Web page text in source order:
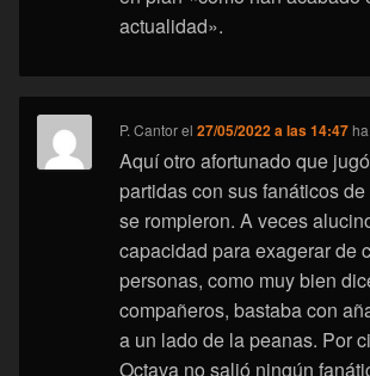
actualidad».
P. Cantorel27/05/2022 a las 14:47
Aquí otro afortunado que
partidas con sus fanáticos
se rompieron. A veces
capacidad para exagerar de
personas, como muy bien
compañeros, bastaba con
a un lado de la peanas. Por
Octava no salió ningún